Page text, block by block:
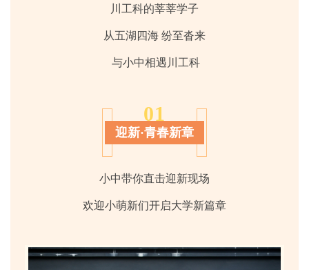
川工科的莘莘学子
从五湖四海 纷至沓来
与小中相遇川工科
01
迎新·青春新章
小中带你直击迎新现场
欢迎小萌新们开启大学新篇章